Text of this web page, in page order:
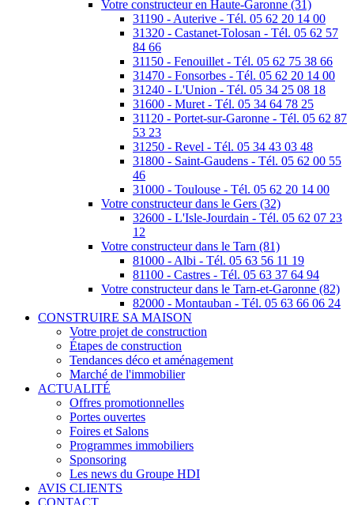
Votre constructeur en Haute-Garonne (31)
31190 - Auterive - Tél. 05 62 20 14 00
31320 - Castanet-Tolosan - Tél. 05 62 57
84 66
31150 - Fenouillet - Tél. 05 62 75 38 66
31470 - Fonsorbes - Tél. 05 62 20 14 00
31240 - L'Union - Tél. 05 34 25 08 18
31600 - Muret - Tél. 05 34 64 78 25
31120 - Portet-sur-Garonne - Tél. 05 62 87
53 23
31250 - Revel - Tél. 05 34 43 03 48
31800 - Saint-Gaudens - Tél. 05 62 00 55
46
31000 - Toulouse - Tél. 05 62 20 14 00
Votre constructeur dans le Gers (32)
32600 - L'Isle-Jourdain - Tél. 05 62 07 23
12
Votre constructeur dans le Tarn (81)
81000 - Albi - Tél. 05 63 56 11 19
81100 - Castres - Tél. 05 63 37 64 94
Votre constructeur dans le Tarn-et-Garonne (82)
82000 - Montauban - Tél. 05 63 66 06 24
CONSTRUIRE SA MAISON
Votre projet de construction
Étapes de construction
Tendances déco et aménagement
Marché de l'immobilier
ACTUALITÉ
Offres promotionnelles
Portes ouvertes
Foires et Salons
Programmes immobiliers
Sponsoring
Les news du Groupe HDI
AVIS CLIENTS
CONTACT